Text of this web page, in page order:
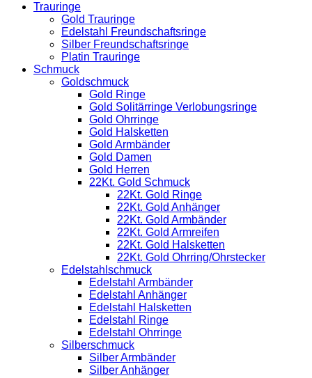
Trauringe
Gold Trauringe
Edelstahl Freundschaftsringe
Silber Freundschaftsringe
Platin Trauringe
Schmuck
Goldschmuck
Gold Ringe
Gold Solitärringe Verlobungsringe
Gold Ohrringe
Gold Halsketten
Gold Armbänder
Gold Damen
Gold Herren
22Kt. Gold Schmuck
22Kt. Gold Ringe
22Kt. Gold Anhänger
22Kt. Gold Armbänder
22Kt. Gold Armreifen
22Kt. Gold Halsketten
22Kt. Gold Ohrring/Ohrstecker
Edelstahlschmuck
Edelstahl Armbänder
Edelstahl Anhänger
Edelstahl Halsketten
Edelstahl Ringe
Edelstahl Ohrringe
Silberschmuck
Silber Armbänder
Silber Anhänger